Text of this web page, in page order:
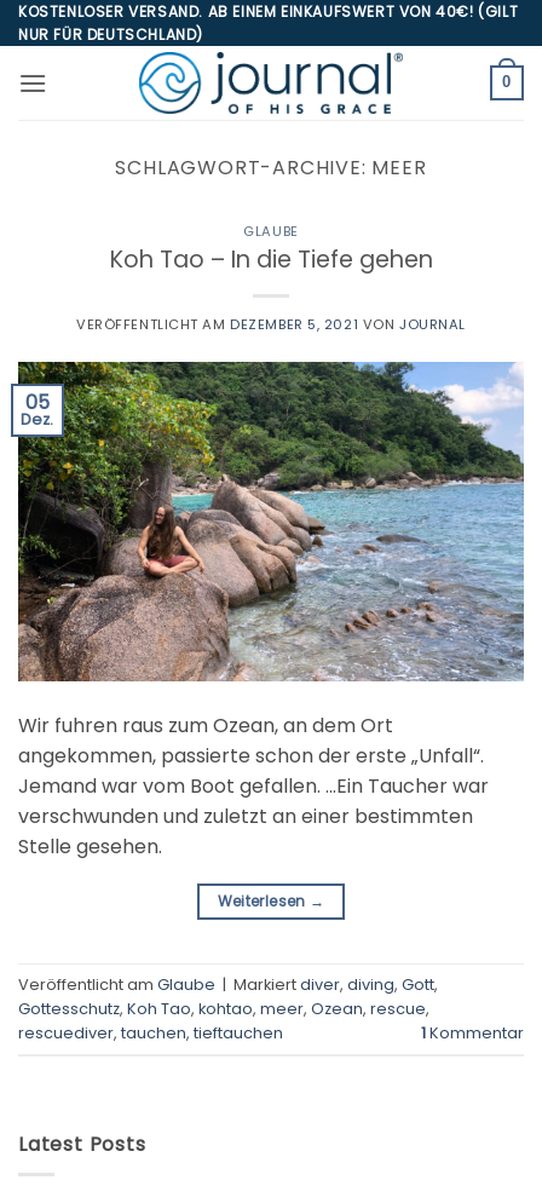
Zum
Inhalt
springen
KOSTENLOSER VERSAND. AB EINEM EINKAUFSWERT VON 40€! (GILT
NUR FÜR DEUTSCHLAND)
0
SCHLAGWORT-ARCHIVE: MEER
GLAUBE
Koh Tao – In die Tiefe gehen
VERÖFFENTLICHT AM DEZEMBER 5, 2021 VON JOURNAL
05
Dez.
Wir fuhren raus zum Ozean, an dem Ort
angekommen, passierte schon der erste „Unfall“.
Jemand war vom Boot gefallen. …Ein Taucher war
verschwunden und zuletzt an einer bestimmten
Stelle gesehen.
Weiterlesen →
Veröffentlicht am Glaube | Markiertdiver, diving, Gott,
Gottesschutz, Koh Tao, kohtao, meer, Ozean, rescue,
rescuediver, tauchen, tieftauchen 1Kommentar
Latest Posts